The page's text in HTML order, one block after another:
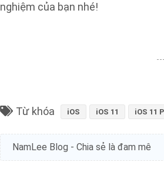
nghiệm của bạn nhé!
Từ khóa iOS iOS 11 iOS 11
NamLee Blog - Chia sẻ là đam mê